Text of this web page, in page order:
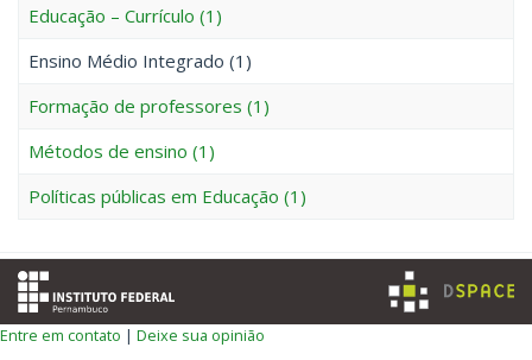
Educação – Currículo (1)
Ensino Médio Integrado (1)
Formação de professores (1)
Métodos de ensino (1)
Políticas públicas em Educação (1)
Entre em contato | Deixe sua opinião